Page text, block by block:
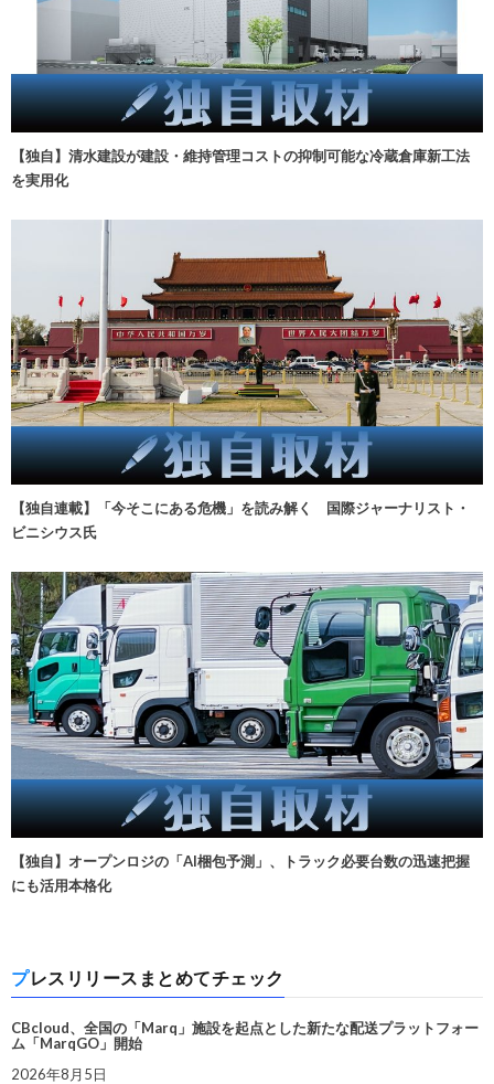
【独自】清水建設が建設・維持管理コストの抑制可能な冷蔵倉庫新工法
を実用化
【独自連載】「今そこにある危機」を読み解く 国際ジャーナリスト・
ビニシウス氏
【独自】オープンロジの「AI梱包予測」、トラック必要台数の迅速把握
にも活用本格化
プレスリリースまとめてチェック
CBcloud、全国の「Marq」施設を起点とした新たな配送プラットフォー
ム「MarqGO」開始
2026年8月5日